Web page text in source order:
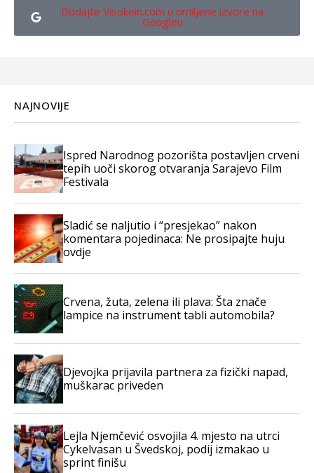
Dodajte Visokoin.com u omiljene izvore na
Googleu
NAJNOVIJE
Ispred Narodnog pozorišta postavljen crveni
tepih uoči skorog otvaranja Sarajevo Film
Festivala
Sladić se naljutio i “presjekao” nakon
komentara pojedinaca: Ne prosipajte huju
ovdje
Crvena, žuta, zelena ili plava: Šta znače
lampice na instrument tabli automobila?
Djevojka prijavila partnera za fizički napad,
muškarac priveden
Lejla Njemčević osvojila 4. mjesto na utrci
Cykelvasan u Švedskoj, podij izmakao u
sprint finišu